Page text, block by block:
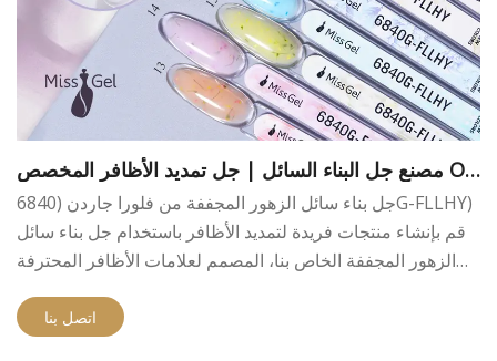
مصنع جل البناء السائل | جل تمديد الأظافر المخصص OE
M/ODM
جل بناء سائل الزهور المجففة من فلورا جاردن (6840G-FLLHY)
قم بإنشاء منتجات فريدة لتمديد الأظافر باستخدام جل بناء سائل
الزهور المجففة الخاص بنا، المصمم لعلامات الأظافر المحترفة
مبتكرة لجل الأظافر OEM وODM. تجمع مجموعة فلورا جاردن
اتصل بنا